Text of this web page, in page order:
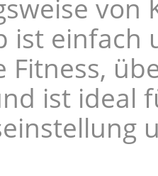
von
ist
Fitness,
ist ideal